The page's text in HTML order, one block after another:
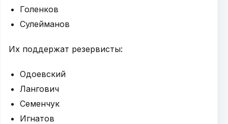
Голенков
Сулейманов
Их поддержат резервисты:
Одоевский
Лангович
Семенчук
Игнатов